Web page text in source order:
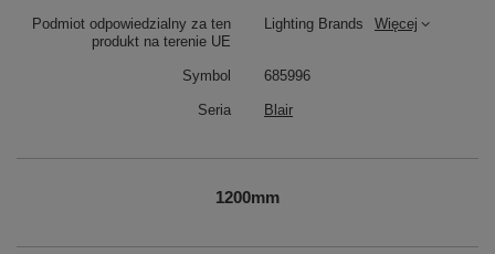
Podmiot odpowiedzialny za ten
produkt na terenie UE
Lighting Brands Więcej
Symbol 685996
Seria Blair
1200mm